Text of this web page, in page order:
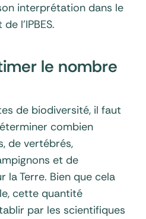
interprétation dans le
l’IPBES.
le nombre
de biodiversité, il faut
combien
de vertébrés,
et de
la Terre. Bien que cela
cette quantité
par les scientifiques